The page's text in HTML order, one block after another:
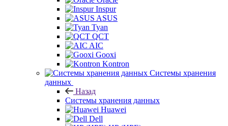
Inspur
ASUS
Tyan
QCT
AIC
Gooxi
Kontron
Системы хранения
данных
Назад
Системы хранения данных
Huawei
Dell